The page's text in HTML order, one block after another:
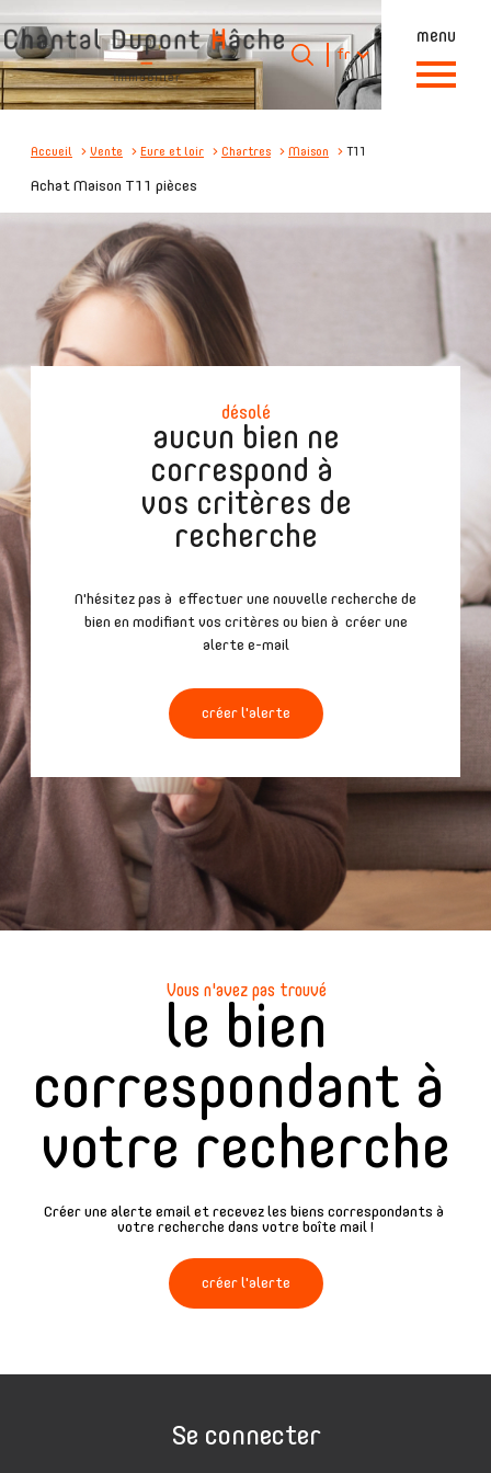
menu
Langue
fr
Accueil
0
Langue
fr
Accueil Vente Eure et loir Chartres Maison T11
Achat Maison T11 pièces
désolé
aucun bien ne
correspond à
vos critères de
recherche
N'hésitez pas à effectuer une nouvelle recherche de
bien en modifiant vos critères ou bien à créer une
alerte e-mail
créer l'alerte
Vous n'avez pas trouvé
le bien
correspondant à
votre recherche
Créer une alerte email et recevez les biens correspondants à
votre recherche dans votre boîte mail !
créer l'alerte
Se connecter